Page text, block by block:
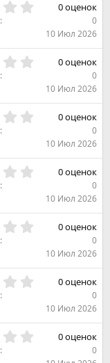
д
0
д
0 оценок
0
10 Июл 2026
0
д
0 оценок
0
10 Июл 2026
0
д
0 оценок
0
10 Июл 2026
0
д
0 оценок
0
10 Июл 2026
0
д
0 оценок
0
10 Июл 2026
0
0 оценок
0
10 Июл 2026
0 оценок
0